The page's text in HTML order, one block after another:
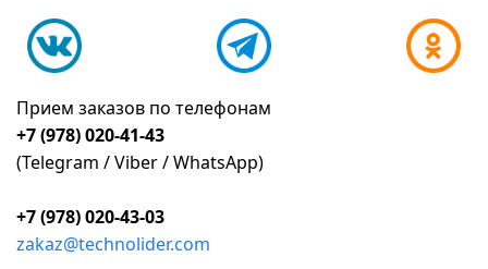
Прием заказов по телефонам
+7 (978) 020-41-43
(Telegram / Viber / WhatsApp)
+7 (978) 020-43-03
zakaz@technolider.com